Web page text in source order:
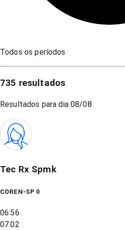
Todos os períodos
735 resultados
Resultados para dia 08/08
Tec Rx Spmk
COREN-SP 0
06:56
07:02